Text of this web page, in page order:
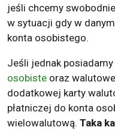
jeśli chcemy
w sytuacji gdy w
konta osobistego.
Jeśli jednak
osobiste oraz
dodatkowej karty
płatniczej do konta
wielowalutową. Taka